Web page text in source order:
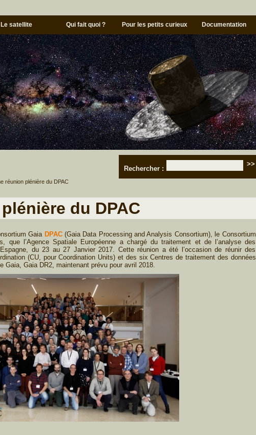
Le satellite Qui fait quoi ? Pour les petits curieux Documentation
Rechercher :
réunion plénière du DPAC
du DPAC
Gaia DPAC(Gaia Data Processing and Analysis Consortium), le Consortium
que l’Agence Spatiale Européenne a chargé du traitement et de l’analyse des
du 23 au 27 Janvier 2017. Cette réunion a été l’occasion de réunir des
(CU, pour Coordination Units) et des six Centres de traitement des données
Gaia, Gaia DR2, maintenant prévu pour avril 2018.